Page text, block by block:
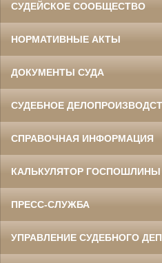
СУДЕЙСКОЕ СООБЩЕСТВО
НОРМАТИВНЫЕ АКТЫ
ДОКУМЕНТЫ СУДА
СУДЕБНОЕ
СПРАВОЧНАЯ ИНФОРМАЦИЯ
КАЛЬКУЛЯТОР ГОСПОШЛИНЫ
ПРЕСС-СЛУЖБА
УПРАВЛЕНИЕ СУДЕБНОГО